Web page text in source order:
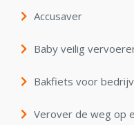
Accusaver
Baby veilig
Bakfiets voor
Verover de weg op